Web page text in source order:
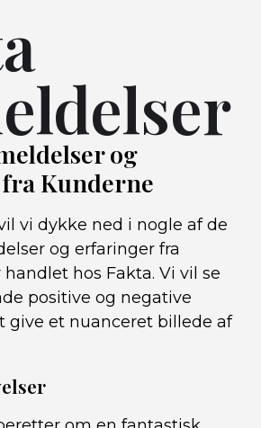
og
Kunderne
vi dykke ned i nogle af de
og erfaringer fra
hos Fakta. Vi vil se
positive og negative
give et nuanceret billede af